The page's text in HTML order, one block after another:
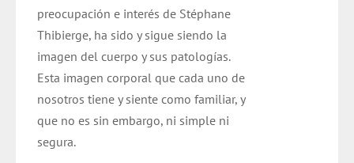
preocupación e interés de Stéphane
Thibierge, ha sido y sigue siendo la
imagen del cuerpo y sus patologías.
Esta imagen corporal que cada uno de
nosotros tiene y siente como familiar, y
que no es sin embargo, ni simple ni
segura.